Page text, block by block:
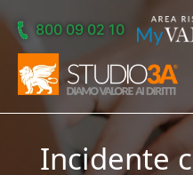
800 09 02 10
Incidente